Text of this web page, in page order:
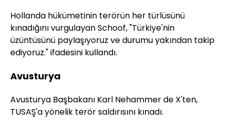
Hollanda hükümetinin terörün her türlüsünü
kınadığını vurgulayan Schoof, "Türkiye'nin
üzüntüsünü paylaşıyoruz ve durumu yakından takip
ediyoruz." ifadesini kullandı.
Avusturya
Avusturya Başbakanı Karl Nehammer de X'ten,
TUSAŞ'a yönelik terör saldırısını kınadı.